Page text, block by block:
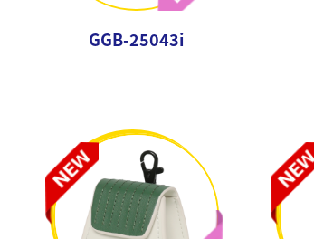
GGB-25043i